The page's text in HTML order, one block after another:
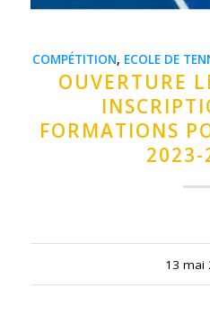
COMPÉTITION, ECOLE DE
OUVERTURE
FORMATIONS
2023-
13 mai